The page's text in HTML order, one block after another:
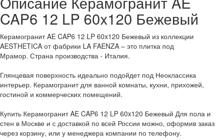
CAP6 12 LP 60x120 Бежевый
Керамогранит AE CAP6 12 LP 60x120 Бежевый из коллекции
AESTHETICA от фабрики LA FAENZA – это плитка под
Мрамор. Страна производства - Италия.
Глянцевая поверхность идеально подойдет под Неоклассика
интерьер. Керамогранит для ванной комнаты, кухни, прихожей,
гостиной и коммерческих помещений.
Купить Керамогранит AE CAP6 12 LP 60x120 Бежевый Для пола и
стен в Москве и с доставкой по всей России можно, оформив заказ
через корзину, или у менеджера компании по телефону.